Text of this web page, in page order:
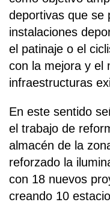
deportivas que se
instalaciones
el patinaje o el
con la mejora y el
infraestructuras
En este sentido
el trabajo de
almacén de la
reforzado la
con 18 nuevos
creando 10